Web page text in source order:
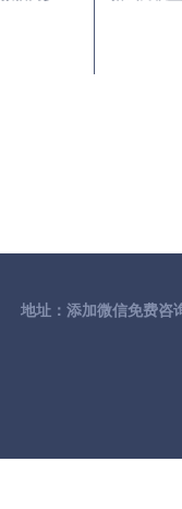
地址：添加微信免费咨